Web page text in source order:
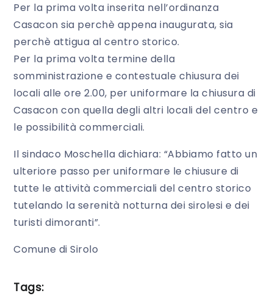
Per la prima volta inserita nell’ordinanza
Casacon sia perchè appena inaugurata, sia
perchè attigua al centro storico.
Per la prima volta termine della
somministrazione e contestuale chiusura dei
locali alle ore 2.00, per uniformare la chiusura di
Casacon con quella degli altri locali del centro e
le possibilità commerciali.
Il sindaco Moschella dichiara: “Abbiamo fatto un
ulteriore passo per uniformare le chiusure di
tutte le attività commerciali del centro storico
tutelando la serenità notturna dei sirolesi e dei
turisti dimoranti”.
Comune di Sirolo
Tags: